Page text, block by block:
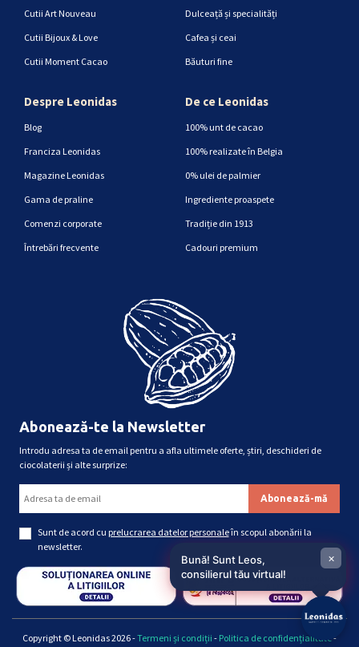
Cutii Art Nouveau
Cutii Bijoux & Love
Cutii Moment Cacao
Dulceață și specialități
Cafea și ceai
Băuturi fine
Despre Leonidas
Blog
Franciza Leonidas
Magazine Leonidas
Gama de praline
Comenzi corporate
Întrebări frecvente
De ce Leonidas
100% unt de cacao
100% realizate în Belgia
0% ulei de palmier
Ingrediente proaspete
Tradiție din 1913
Cadouri premium
Abonează-te la Newsletter
Introdu adresa ta de email pentru a afla ultimele oferte, știri, deschideri de
ciocolaterii și alte surprize:
Sunt de acord cu prelucrarea datelor personaleîn scopul abonării la
newsletter.
Copyright © Leonidas 2026 -Termeni și condiții - Politica de confidențialitate-
Bună! Sunt Leos,
consilierul tău virtual!
×